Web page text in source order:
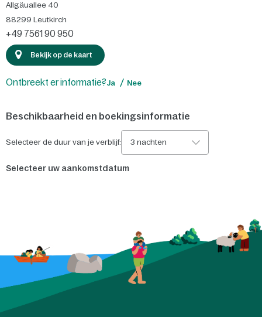
Allgäuallee 40
88299 Leutkirch
+49 7561 90 950
Bekijk op de kaart
Ontbreekt er informatie?Ja Nee
Beschikbaarheid en boekingsinformatie
Selecteer de duur van je verblijf: 3 nachten
Selecteer uw aankomstdatum